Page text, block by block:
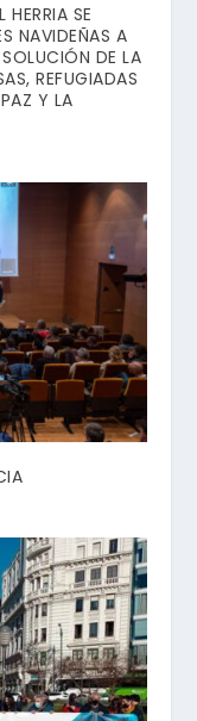
HERRIA SE
NAVIDEÑAS A
DE LA
REFUGIADAS
Y LA